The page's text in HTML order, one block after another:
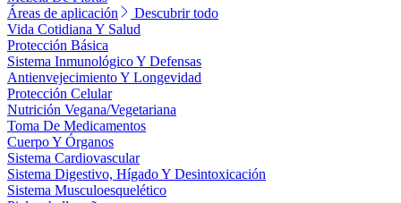
Áreas de aplicación
Descubrir todo
Vida Cotidiana Y Salud
Protección Básica
Sistema Inmunológico Y Defensas
Antienvejecimiento Y Longevidad
Protección Celular
Nutrición Vegana/Vegetariana
Toma De Medicamentos
Cuerpo Y Órganos
Sistema Cardiovascular
Sistema Digestivo, Hígado Y Desintoxicación
Sistema Musculoesquelético